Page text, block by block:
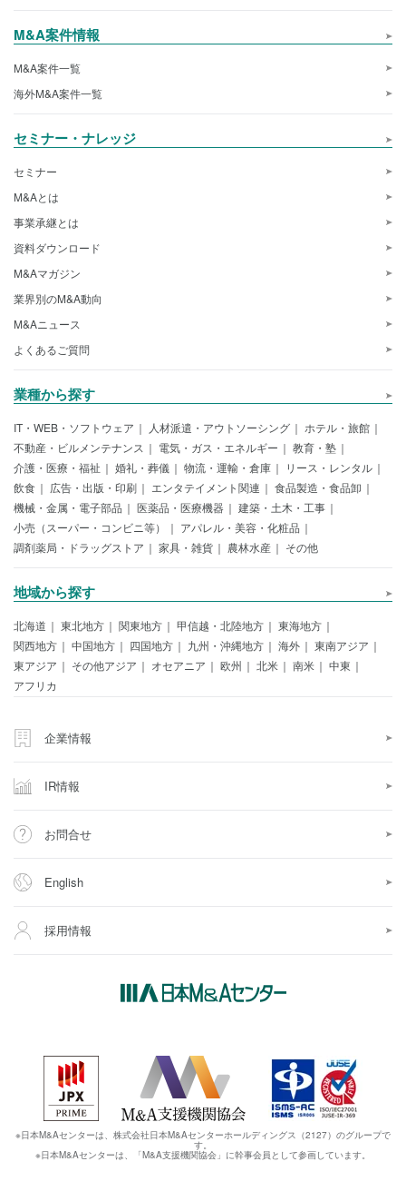
M&A案件情報
M&A案件一覧
海外M&A案件一覧
セミナー・ナレッジ
セミナー
M&Aとは
事業承継とは
資料ダウンロード
M&Aマガジン
業界別のM&A動向
M&Aニュース
よくあるご質問
業種から探す
IT・WEB・ソフトウェア 人材派遣・アウトソーシング
ホテル・旅館
不動産・ビルメンテナンス
電気・ガス・エネルギー
教育・塾
介護・医療・福祉
婚礼・葬儀 物流・運輸・倉庫
リース・レンタル
飲食
広告・出版・印刷 エンタテイメント関連
食品製造・食品卸
機械・金属・電子部品
医薬品・医療機器
建築・土木・工事
小売（スーパー・コンビニ等）
アパレル・美容・化粧品
調剤薬局・ドラッグストア
家具・雑貨 農林水産 その他
地域から探す
北海道 東北地方 関東地方 甲信越・北陸地方
東海地方
関西地方
中国地方 四国地方 九州・沖縄地方 海外
東南アジア
東アジア
その他アジア オセアニア 欧州 北米 南米
中東
アフリカ
企業情報
IR情報
お問合せ
English
採用情報
※日本M&Aセンターは、株式会社日本M&Aセンターホールディングス（2127）のグループで
す。
※日本M&Aセンターは、「M&A支援機関協会」に幹事会員として参画しています。